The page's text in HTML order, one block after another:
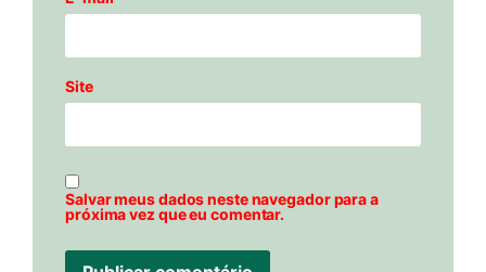
Site
Salvar meus dados neste navegador para a
próxima vez que eu comentar.